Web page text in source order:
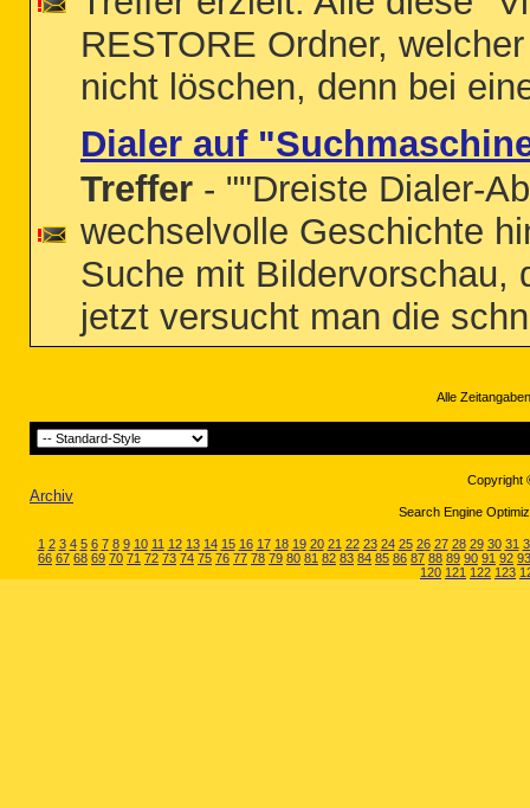
RESTORE Ordner,
nicht löschen, denn bei
Dialer auf
Treffer - ""Dreiste Dialer-
wechselvolle Geschichte
Suche mit Bildervorschau,
jetzt versucht man die
Alle
Copyright
Archiv
Search Engine
1 2 3 4 5 6 7 8 9 10 11 12 13 14 15 16 17 18 19 20 21 22 23 24 25 26 27 28 29 30 31
66 67 68 69 70 71 72 73 74 75 76 77 78 79 80 81 82 83 84 85 86 87 88 89 90 91 92 93
120 121 122 123